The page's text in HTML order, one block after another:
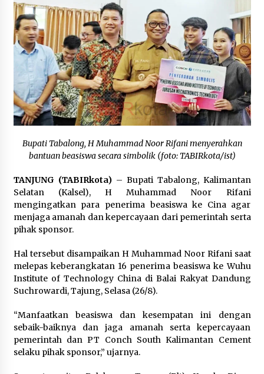
Agustus 4, 2026
Pelajar di HST Musnahkan Barang Bukti
Kejaksaan, Ada Apa?
Agustus 4, 2026
Dana Transfer Pusat Berkurang, Pemkab
Balangan Pastikan Enam Prioritas
Pembangunan Tetap Berjalan
Agustus 4, 2026
Bupati Tabalong, H Muhammad Noor Rifani menyerahkan
bantuan beasiswa secara simbolik (foto: TABIRkota/ist)
TANJUNG (TABIRkota)– Bupati Tabalong, Kalimantan
Selatan (Kalsel), H Muhammad Noor Rifani
mengingatkan para penerima beasiswa ke Cina agar
menjaga amanah dan kepercayaan dari pemerintah serta
pihak sponsor.
Hal tersebut disampaikan H Muhammad Noor Rifani saat
melepas keberangkatan 16 penerima beasiswa ke Wuhu
Institute of Technology China di Balai Rakyat Dandung
Suchrowardi, Tajung, Selasa (26/8).
“Manfaatkan beasiswa dan kesempatan ini dengan
sebaik-baiknya dan jaga amanah serta kepercayaan
pemerintah dan PT Conch South Kalimantan Cement
selaku pihak sponsor,” ujarnya.